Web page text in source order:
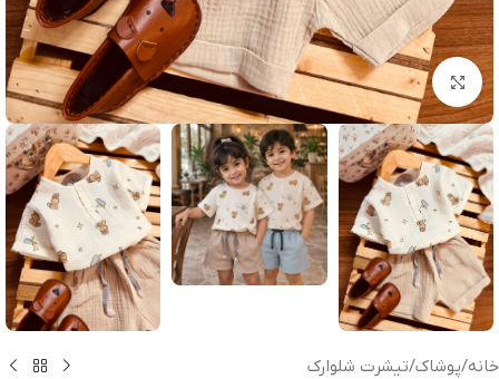
بزرگنمایی تصویر
خانه/پوشاک/تیشرت شلوارک